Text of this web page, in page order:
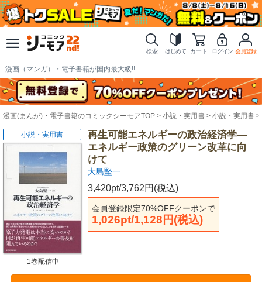
検索 はじめて カート ログイン 会員登録
漫画（マンガ）・電子書籍が国内最大級!!
漫画(まんが)・電子書籍のコミックシーモアTOP 小説・実用書 小説・実用書
再生可能エネルギーの政治経済学―
エネルギー政策のグリーン改革に向
けて
大島堅一
3,420pt/3,762円(税込)
会員登録限定70%OFFクーポンで
1,026pt/1,128円(税込)
小説・実用書
1巻配信中